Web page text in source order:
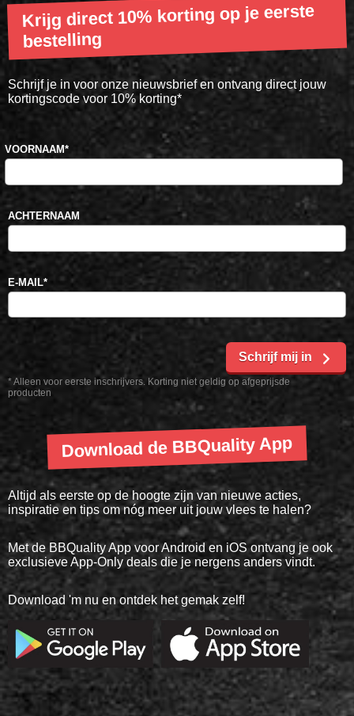
Krijg direct 10% korting op je eerste
bestelling
Schrijf je in voor onze nieuwsbrief en ontvang direct jouw
kortingscode voor 10% korting*
* Alleen voor eerste inschrijvers. Korting niet geldig op afgeprijsde
producten
VOORNAAM*
ACHTERNAAM
E-MAIL*
Schrijf mij in
Download de BBQuality App
Altijd als eerste op de hoogte zijn van nieuwe acties,
inspiratie en tips om nóg meer uit jouw vlees te halen?
Met de BBQuality App voor Android en iOS ontvang je ook
exclusieve App-Only deals die je nergens anders vindt.
Download 'm nu en ontdek het gemak zelf!